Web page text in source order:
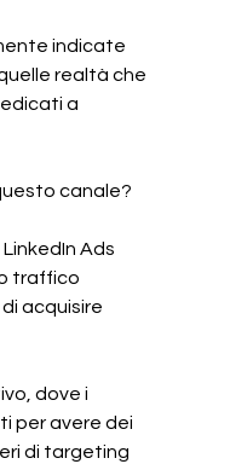
indicate
realtà che
a
canale?
Ads
traffico
acquisire
dove i
per avere dei
di targeting